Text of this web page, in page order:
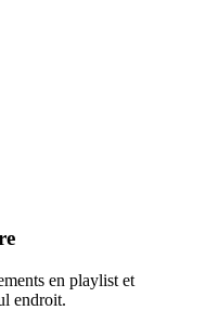
en playlist et
endroit.